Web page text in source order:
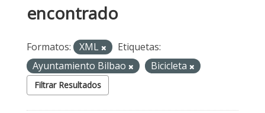
encontrado
Formatos: XML
Etiquetas:
Ayuntamiento Bilbao
Bicicleta
Filtrar Resultados